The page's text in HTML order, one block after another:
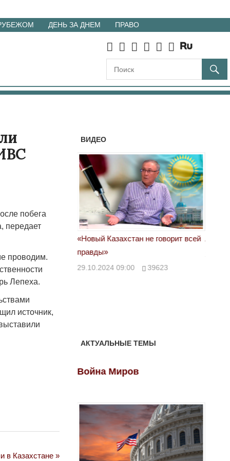
ДЕНЬ ЗА ДНЕМ ПРАВО
побега
передает
проводим.
Лепеха.
источник,
в Казахстане
ВИДЕО
«Новый Казахстан не говорит всей
правды»
29.10.2024 09:00 39623
АКТУАЛЬНЫЕ ТЕМЫ
Война Миров